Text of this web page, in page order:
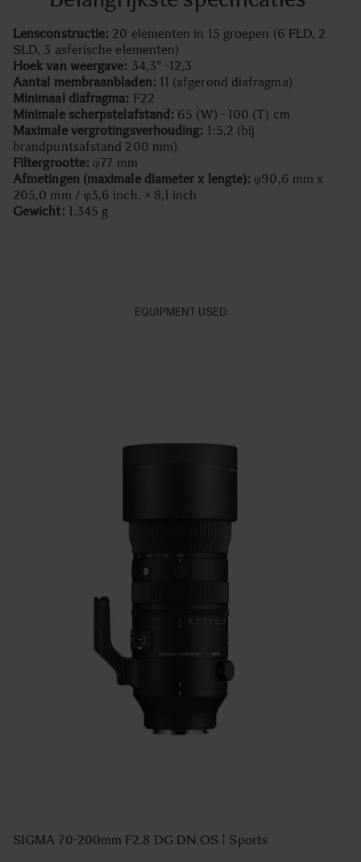
Lensconstructie: 20 elementen in 15 groepen (6 FLD, 2
SLD, 3 asferische elementen)
Hoek van weergave: 34,3° -12,3
Aantal membraanbladen: 11 (afgerond diafragma)
Minimaal diafragma: F22
Minimale scherpstelafstand: 65 (W) - 100 (T) cm
Maximale vergrotingsverhouding: 1:5,2 (bij
brandpuntsafstand 200 mm)
Filtergrootte: φ77 mm
Afmetingen (maximale diameter x lengte): φ90,6 mm x
205,0 mm / φ3,6 inch. × 8,1 inch
Gewicht: 1.345 g
EQUIPMENT USED
SIGMA 70-200mm F2.8 DG DN OS | Sports